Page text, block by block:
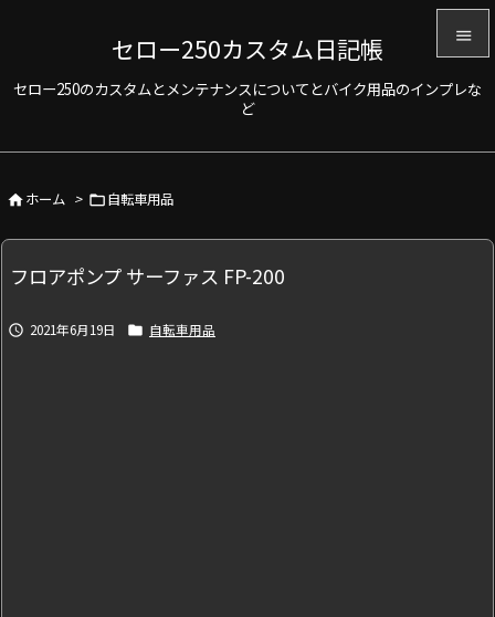
セロー250カスタム日記帳
セロー250のカスタムとメンテナンスについてとバイク用品のインプレな
ど


ホーム > 自転車用品
フロアポンプ サーファス FP-200
 2021年6月19日  自転車用品